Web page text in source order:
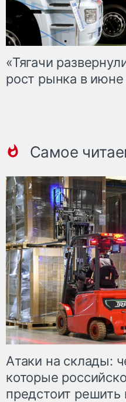
«Тягачи
рост рынка в июне
Самое
Атаки на склады:
которые
предстоит решить